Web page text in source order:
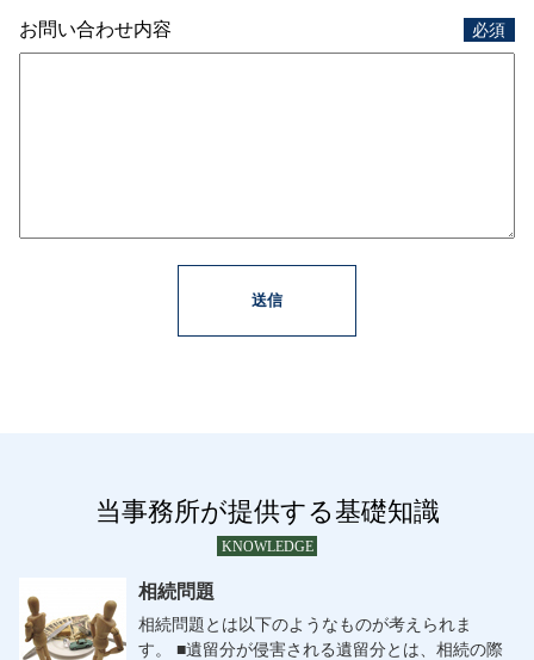
お問い合わせ内容 必須
当事務所が提供する基礎知識
KNOWLEDGE
相続問題
相続問題とは以下のようなものが考えられま
す。 ■遺留分が侵害される遺留分とは、相続の際